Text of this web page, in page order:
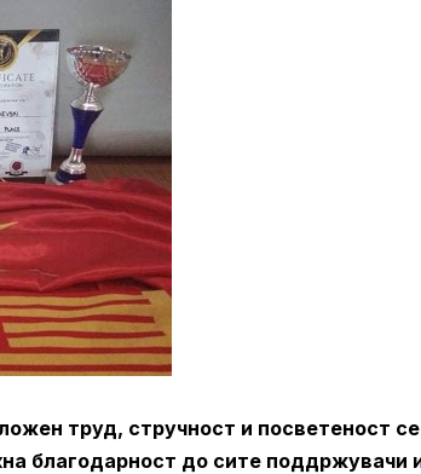
труд, стручност и посветеност се
благодарност до сите поддржувачи